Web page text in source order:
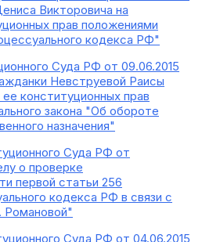
Викторовича на
прав положениями
кодекса РФ"
Суда РФ от 09.06.2015
Невструевой Раисы
конституционных прав
закона "Об обороте
назначения"
Суда РФ от
о проверке
первой статьи 256
кодекса РФ в связи с
Романовой"
Суда РФ от 04.06.2015